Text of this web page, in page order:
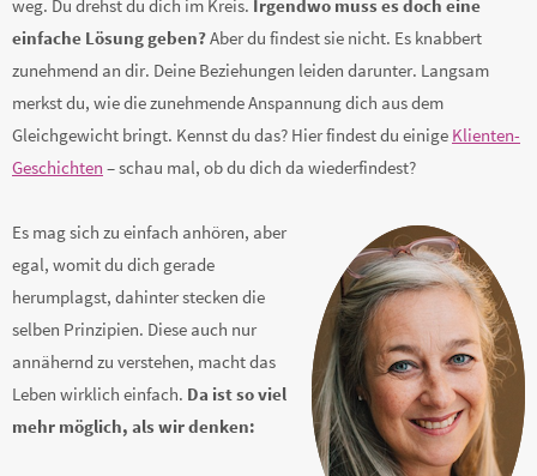
weg. Du drehst du dich im Kreis. Irgendwo muss es doch eine
einfache Lösung geben?Aber du findest sie nicht. Es knabbert
zunehmend an dir. Deine Beziehungen leiden darunter. Langsam
merkst du, wie die zunehmende Anspannung dich aus dem
Gleichgewicht bringt. Kennst du das? Hier findest du einige Klienten-
Geschichten – schau mal, ob du dich da wiederfindest?
Es mag sich zu einfach anhören, aber
egal, womit du dich gerade
herumplagst, dahinter stecken die
selben Prinzipien. Diese auch nur
annähernd zu verstehen, macht das
Leben wirklich einfach. Da ist so viel
mehr möglich, als wir denken: